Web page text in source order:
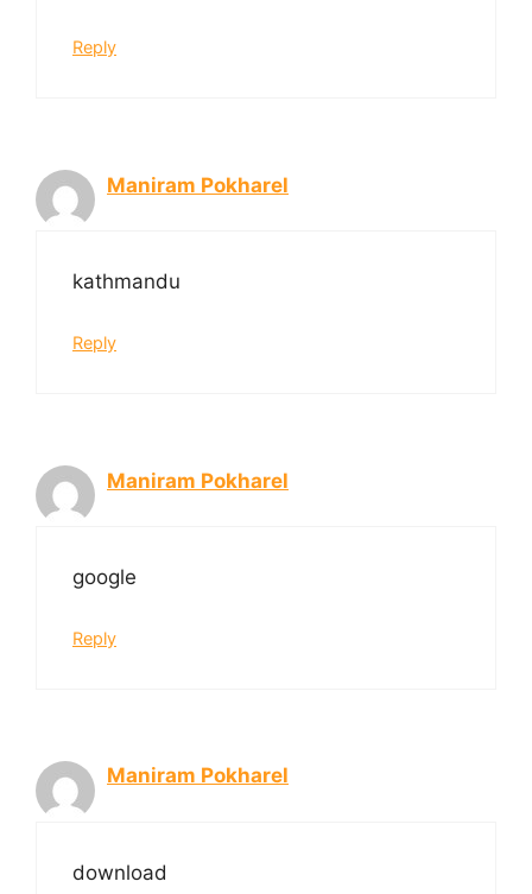
Reply
Maniram Pokharel
kathmandu
Reply
Maniram Pokharel
google
Reply
Maniram Pokharel
download